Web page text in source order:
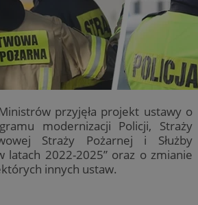
przyjęła projekt ustawy o
modernizacji Policji, Straży
Straży Pożarnej i Służby
latach 2022-2025” oraz o zmianie
innych ustaw.